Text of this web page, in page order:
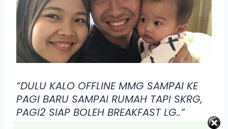
“DULU KALO OFFLINE MMG SAMPAI KE
PAGI BARU SAMPAI RUMAH TAPI SKRG,
PAGI2 SIAP BOLEH BREAKFAST LG..”